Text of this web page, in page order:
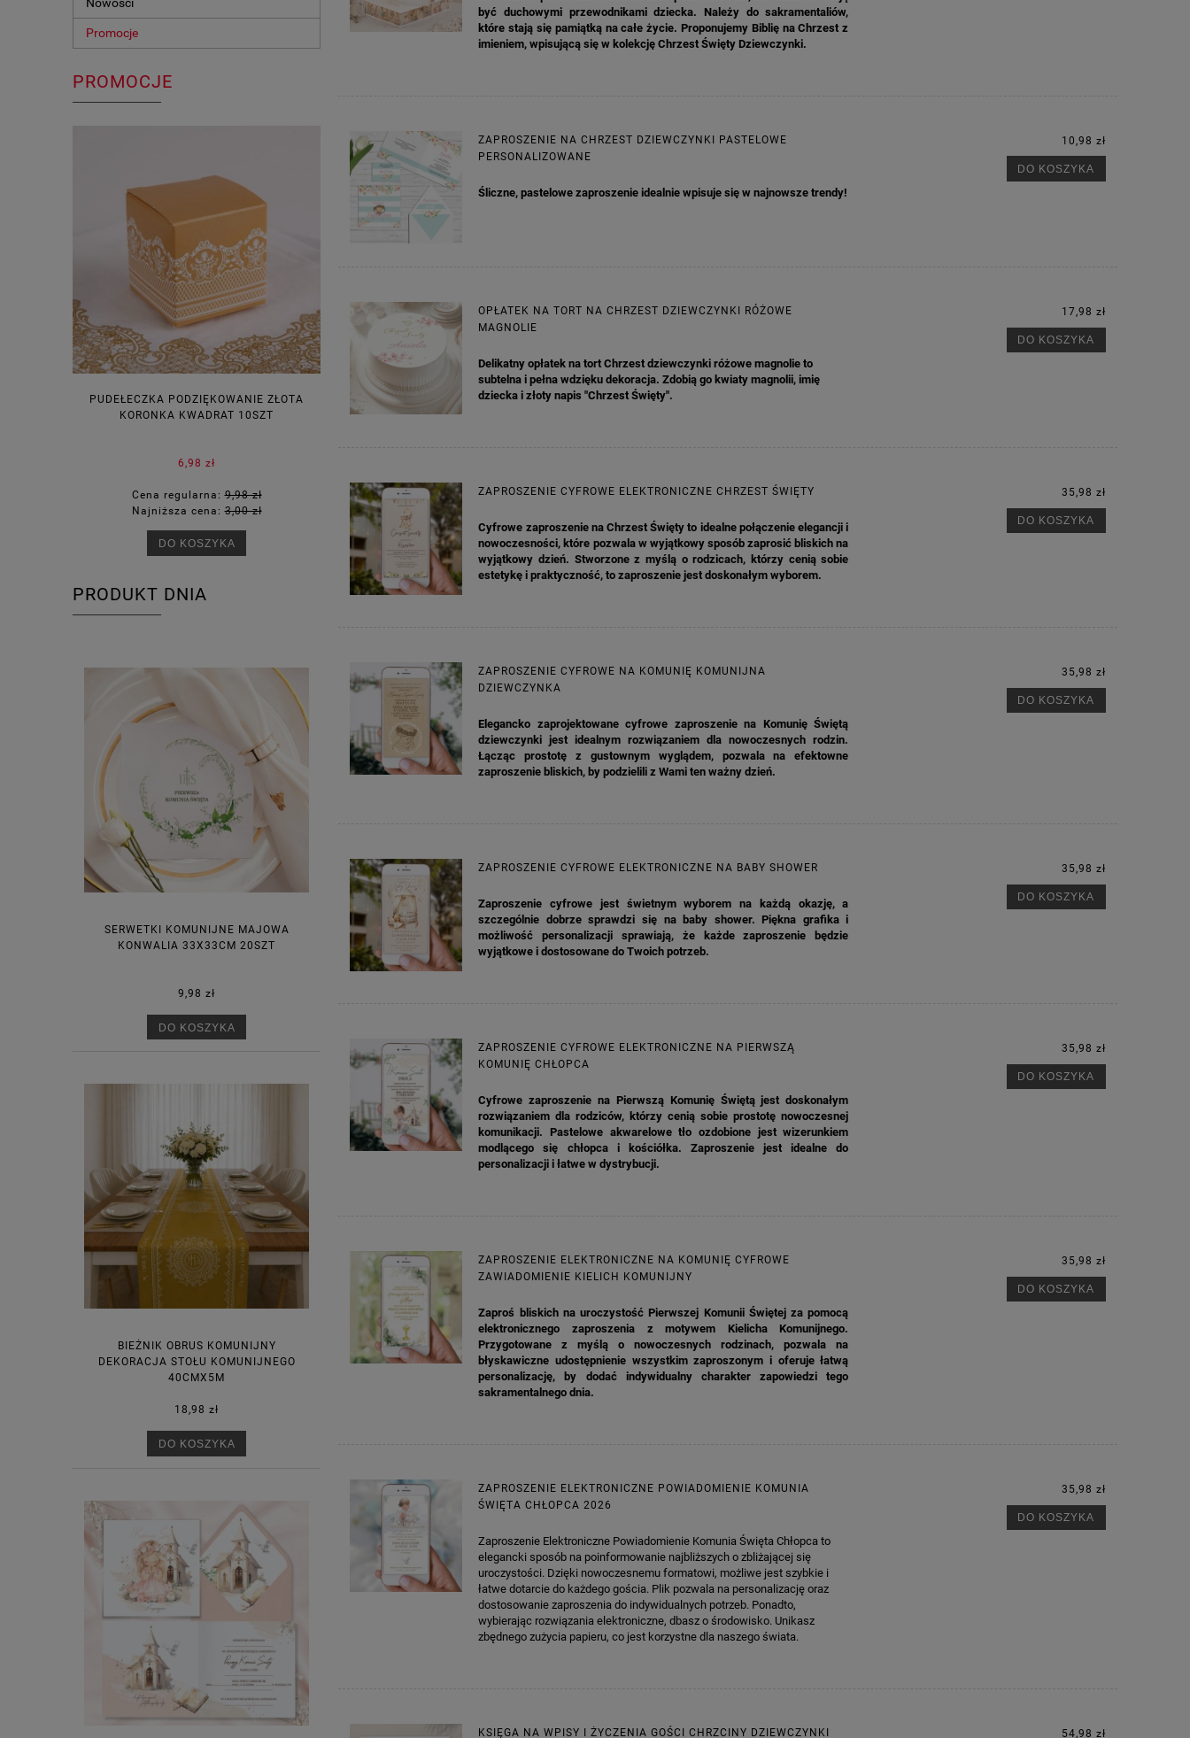
Promocje
PROMOCJE
PUDEŁECZKA PODZIĘKOWANIE ZŁOTA
KORONKA KWADRAT 10SZT
6,98 zł
Cena regularna:9,98 zł
Najniższa cena:3,00 zł
DO KOSZYKA
WINIETKI NA KIELISZKI OKRĄGŁE WHITE
DREAM 10SZT
Cena regularna:
6,98 zł
Najniższa cena:
DO KOSZYKA
GIRLANDA BIAŁE PIÓRKA ZE ZŁOTEM
Cena regularna:7,30 zł
DO KOSZYKA
PRODUKT DNIA
SERWETKI KOMUNIJNE MAJOWA
KONWALIA 33X33CM 20SZT
9,98 zł
DO KOSZYKA
BIEŻNIK OBRUS KOMUNIJNY
DEKORACJA STOŁU KOMUNIJNEGO
40CMX5M
18,98 zł
DO KOSZYKA
być duchowymi przewodnikami dziecka. Należy do sakramentaliów,
które stają się pamiątką na całe życie. Proponujemy Biblię na Chrzest z
imieniem, wpisującą się w kolekcję Chrzest Święty Dziewczynki.
ZAPROSZENIE NA CHRZEST DZIEWCZYNKI PASTELOWE
PERSONALIZOWANE
Śliczne, pastelowe zaproszenie idealnie wpisuje się w najnowsze trendy!
10,98 zł
DO KOSZYKA
OPŁATEK NA TORT NA CHRZEST DZIEWCZYNKI RÓŻOWE
MAGNOLIE
Delikatny opłatek na tort Chrzest dziewczynki różowe magnolie to
subtelna i pełna wdzięku dekoracja. Zdobią go kwiaty magnolii, imię
dziecka i złoty napis "Chrzest Święty".
17,98 zł
DO KOSZYKA
ZAPROSZENIE CYFROWE ELEKTRONICZNE CHRZEST ŚWIĘTY
Cyfrowe zaproszenie na Chrzest Święty to idealne połączenie elegancji i
nowoczesności, które pozwala w wyjątkowy sposób zaprosić bliskich na
wyjątkowy dzień. Stworzone z myślą o rodzicach, którzy cenią sobie
estetykę i praktyczność, to zaproszenie jest doskonałym wyborem.
35,98 zł
DO KOSZYKA
ZAPROSZENIE CYFROWE NA KOMUNIĘ KOMUNIJNA
DZIEWCZYNKA
Elegancko zaprojektowane cyfrowe zaproszenie na Komunię Świętą
dziewczynki jest idealnym rozwiązaniem dla nowoczesnych rodzin.
Łącząc prostotę z gustownym wyglądem, pozwala na efektowne
zaproszenie bliskich, by podzielili z Wami ten ważny dzień.
35,98 zł
DO KOSZYKA
ZAPROSZENIE CYFROWE ELEKTRONICZNE NA BABY SHOWER
Zaproszenie cyfrowe jest świetnym wyborem na każdą okazję, a
szczególnie dobrze sprawdzi się na baby shower. Piękna grafika i
możliwość personalizacji sprawiają, że każde zaproszenie będzie
wyjątkowe i dostosowane do Twoich potrzeb.
35,98 zł
DO KOSZYKA
ZAPROSZENIE CYFROWE ELEKTRONICZNE NA PIERWSZĄ
KOMUNIĘ CHŁOPCA
Cyfrowe zaproszenie na Pierwszą Komunię Świętą jest doskonałym
rozwiązaniem dla rodziców, którzy cenią sobie prostotę nowoczesnej
komunikacji. Pastelowe akwarelowe tło ozdobione jest wizerunkiem
modlącego się chłopca i kościółka. Zaproszenie jest idealne do
personalizacji i łatwe w dystrybucji.
35,98 zł
DO KOSZYKA
ZAPROSZENIE ELEKTRONICZNE NA KOMUNIĘ CYFROWE
ZAWIADOMIENIE KIELICH KOMUNIJNY
Zaproś bliskich na uroczystość Pierwszej Komunii Świętej za pomocą
elektronicznego zaproszenia z motywem Kielicha Komunijnego.
Przygotowane z myślą o nowoczesnych rodzinach, pozwala na
błyskawiczne udostępnienie wszystkim zaproszonym i oferuje łatwą
personalizację, by dodać indywidualny charakter zapowiedzi tego
sakramentalnego dnia.
35,98 zł
DO KOSZYKA
ZAPROSZENIE ELEKTRONICZNE POWIADOMIENIE KOMUNIA
ŚWIĘTA CHŁOPCA 2026
Zaproszenie Elektroniczne Powiadomienie Komunia Święta Chłopca to
elegancki sposób na poinformowanie najbliższych o zbliżającej się
uroczystości. Dzięki nowoczesnemu formatowi, możliwe jest szybkie i
łatwe dotarcie do każdego gościa. Plik pozwala na personalizację oraz
dostosowanie zaproszenia do indywidualnych potrzeb. Ponadto,
wybierając rozwiązania elektroniczne, dbasz o środowisko. Unikasz
zbędnego zużycia papieru, co jest korzystne dla naszego świata.
35,98 zł
DO KOSZYKA
KSIĘGA NA WPISY I ŻYCZENIA GOŚCI CHRZCINY DZIEWCZYNKI 54,98 zł